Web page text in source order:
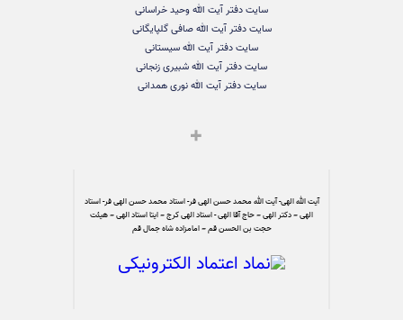
سایت دفتر آیت الله وحید خراسانی
سایت دفتر آیت الله صافی گلپایگانی
سایت دفتر آیت الله سیستانی
سایت دفتر آیت الله شبیری زنجانی
سایت دفتر آیت الله نوری همدانی
آیت الله الهی- آیت الله محمد حسن الهی فر- استاد محمد حسن الهی فر- استاد
الهی – دکتر الهی – حاج آقا الهی - استاد الهی کرج – ایتا استاد الهی – هیئت
حجت بن الحسن قم – امامزاده شاه جمال قم